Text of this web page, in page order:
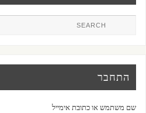
התחבר
שם משתמש או כתובת אימייל